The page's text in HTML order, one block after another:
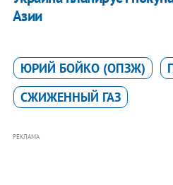
Азии
ЮРИЙ БОЙКО (ОПЗЖ)
СЖИЖЕННЫЙ ГАЗ
РЕКЛАМА